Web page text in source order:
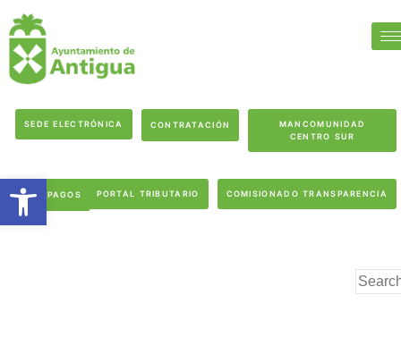
SEDE ELECTRÓNICA CONTRATACIÓN
MANCOMUNIDAD
CENTRO SUR
PAGOS PORTAL TRIBUTARIO COMISIONADO TRANSPARENCIA
Abrir barra de herramientas